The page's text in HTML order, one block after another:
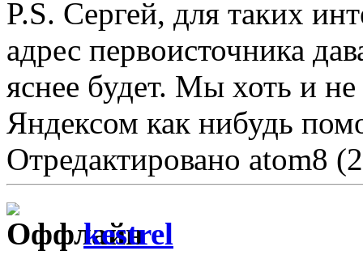
P.S. Сергей, для таких
адрес первоисточника
яснее будет. Мы хоть и
Яндексом как нибудь
Отредактировано atom8
kestrel